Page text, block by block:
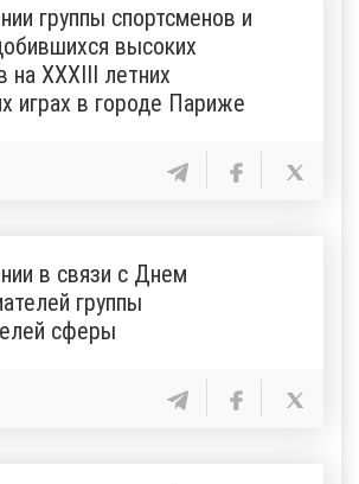
группы спортсменов и
высоких
на XXXIII летних
играх в городе Париже
в связи с Днем
группы
сферы